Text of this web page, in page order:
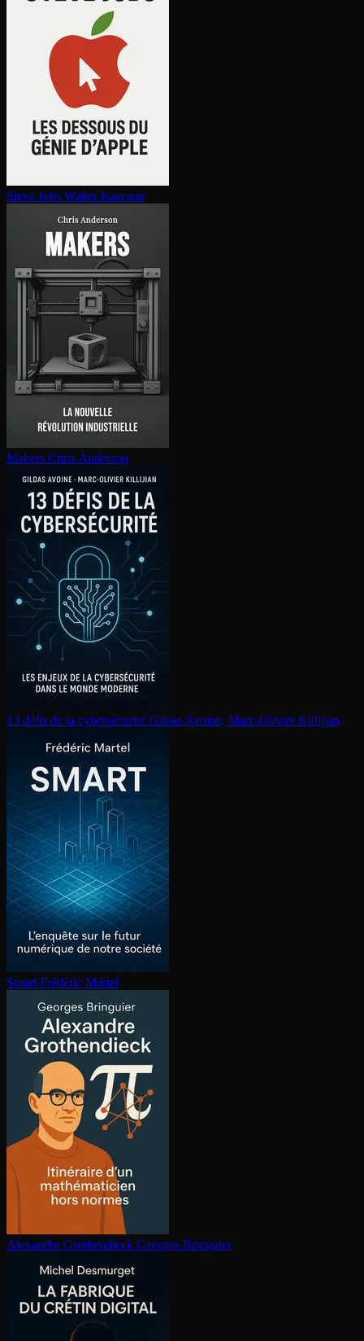
Steve Jobs Walter Isaacson
Makers Chris Anderson
13 défis de la cy­ber­sé­cu­ri­té Gildas Avoine, Marc-Olivier Killijian
Smart Frédéric Martel
Alexandre Gro­then­dieck Georges Bringuier